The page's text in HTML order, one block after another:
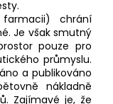
chrání
Je však smutný
pouze pro
průmyslu.
a publikováno
nákladně
Zajímavé je, že